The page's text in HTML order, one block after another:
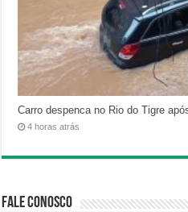
Carro despenca no Rio do Tigre
4 horas atrás
Fale Conosco